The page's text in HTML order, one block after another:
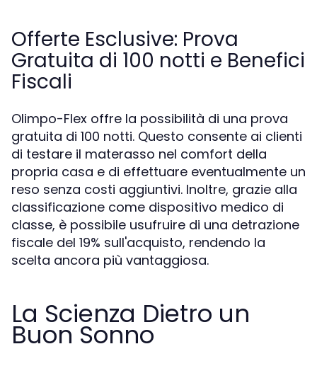
Offerte Esclusive: Prova
Gratuita di 100 notti e Benefici
Fiscali
Olimpo-Flex offre la possibilità di una prova
gratuita di 100 notti. Questo consente ai clienti
di testare il materasso nel comfort della
propria casa e di effettuare eventualmente un
reso senza costi aggiuntivi. Inoltre, grazie alla
classificazione come dispositivo medico di
classe, è possibile usufruire di una detrazione
fiscale del 19% sull'acquisto, rendendo la
scelta ancora più vantaggiosa.
La Scienza Dietro un
Buon Sonno